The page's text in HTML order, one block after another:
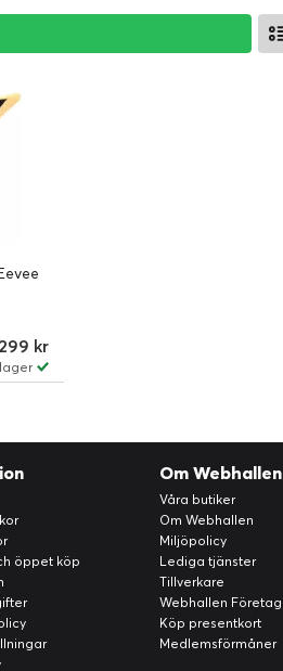
299 kr
öppet köp
Om Webhallen
Våra butiker
Om Webhallen
Miljöpolicy
Lediga tjänster
Tillverkare
Webhallen Företag
Köp presentkort
Medlemsförmåner